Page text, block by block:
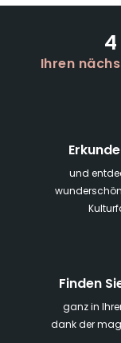
Ihren
und
Finden
ganz in
dank der